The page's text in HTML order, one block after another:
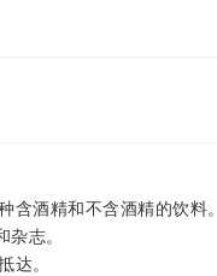
含酒精和不含酒精的饮料。
志。
达。